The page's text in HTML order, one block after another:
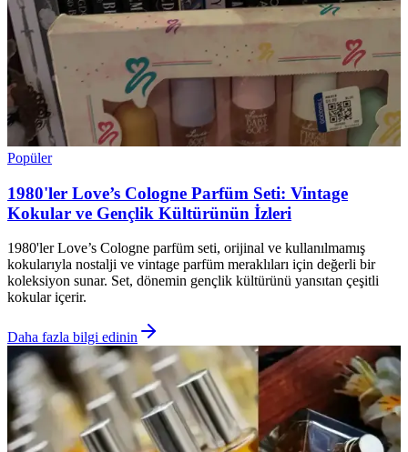
Popüler
1980'ler Love’s Cologne Parfüm Seti: Vintage
Kokular ve Gençlik Kültürünün İzleri
1980'ler Love’s Cologne parfüm seti, orijinal ve kullanılmamış
kokularıyla nostalji ve vintage parfüm meraklıları için değerli bir
koleksiyon sunar. Set, dönemin gençlik kültürünü yansıtan çeşitli
kokular içerir.
Daha fazla bilgi edinin